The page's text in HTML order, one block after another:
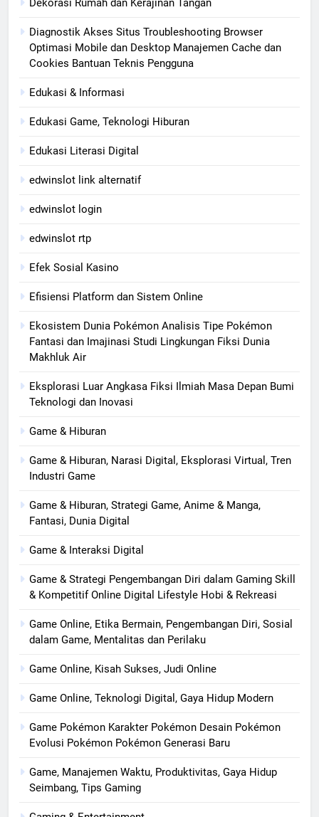
Dekorasi Rumah dan Kerajinan Tangan
Diagnostik Akses Situs Troubleshooting Browser
Optimasi Mobile dan Desktop Manajemen Cache dan
Cookies Bantuan Teknis Pengguna
Edukasi & Informasi
Edukasi Game, Teknologi Hiburan
Edukasi Literasi Digital
edwinslot link alternatif
edwinslot login
edwinslot rtp
Efek Sosial Kasino
Efisiensi Platform dan Sistem Online
Ekosistem Dunia Pokémon Analisis Tipe Pokémon
Fantasi dan Imajinasi Studi Lingkungan Fiksi Dunia
Makhluk Air
Eksplorasi Luar Angkasa Fiksi Ilmiah Masa Depan Bumi
Teknologi dan Inovasi
Game & Hiburan
Game & Hiburan, Narasi Digital, Eksplorasi Virtual, Tren
Industri Game
Game & Hiburan, Strategi Game, Anime & Manga,
Fantasi, Dunia Digital
Game & Interaksi Digital
Game & Strategi Pengembangan Diri dalam Gaming Skill
& Kompetitif Online Digital Lifestyle Hobi & Rekreasi
Game Online, Etika Bermain, Pengembangan Diri, Sosial
dalam Game, Mentalitas dan Perilaku
Game Online, Kisah Sukses, Judi Online
Game Online, Teknologi Digital, Gaya Hidup Modern
Game Pokémon Karakter Pokémon Desain Pokémon
Evolusi Pokémon Pokémon Generasi Baru
Game, Manajemen Waktu, Produktivitas, Gaya Hidup
Seimbang, Tips Gaming